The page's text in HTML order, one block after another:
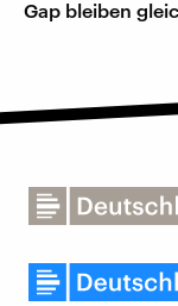
Gap bleiben